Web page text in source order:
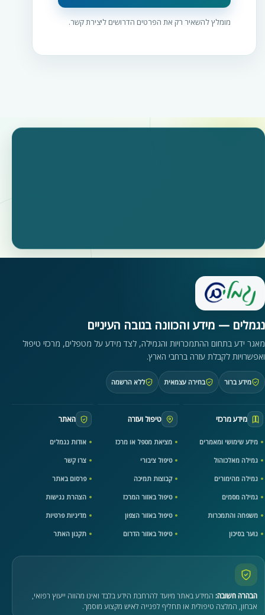
מומלץ להשאיר רק את הפרטים הדרושים ליצירת קשר.
נגמלים — מידע והכוונה בגובה העיניים
מאגר ידע בתחום ההתמכרויות והגמילה, לצד מידע על מטפלים, מרכזי טיפול
ואפשרויות לקבלת עזרה ברחבי הארץ.
מידע ברור בחירה עצמאית ללא הרשמה
מידע מרכזי
מידע שימושי ומאמרים
גמילה מאלכוהול
גמילה מהימורים
גמילה מסמים
משפחה והתמכרות
נוער בסיכון
טיפול ועזרה
מציאת מטפל או מרכז
טיפול ציבורי
קבוצות תמיכה
טיפול באזור המרכז
טיפול באזור הצפון
טיפול באזור הדרום
האתר
אודות נגמלים
צרו קשר
פרסום באתר
הצהרת נגישות
מדיניות פרטיות
תקנון האתר
הבהרה חשובה: המידע באתר מיועד להרחבת הידע בלבד ואינו מהווה ייעוץ רפואי,
אבחון, המלצה טיפולית או תחליף לפנייה לאיש מקצוע מוסמך.